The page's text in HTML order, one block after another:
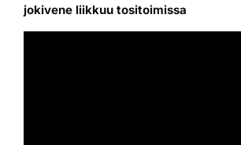
jokivene liikkuu tositoimissa